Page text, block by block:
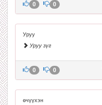
0 0
Уруу
Уруу зүг
0 0
өчүүхэн